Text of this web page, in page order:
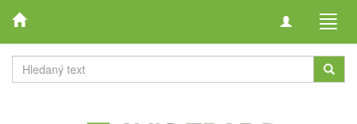
Toggle